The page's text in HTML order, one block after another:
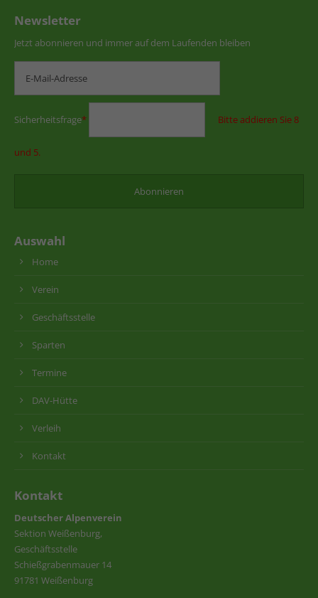
Newsletter
Jetzt abonnieren und immer auf dem Laufenden bleiben
Sicherheitsfrage* Bitte addieren Sie 8
und 5.
Auswahl
Home
Verein
Geschäftsstelle
Sparten
Termine
DAV-Hütte
Verleih
Kontakt
Kontakt
Deutscher Alpenverein
Sektion Weißenburg,
Geschäftsstelle
Schießgrabenmauer 14
91781 Weißenburg